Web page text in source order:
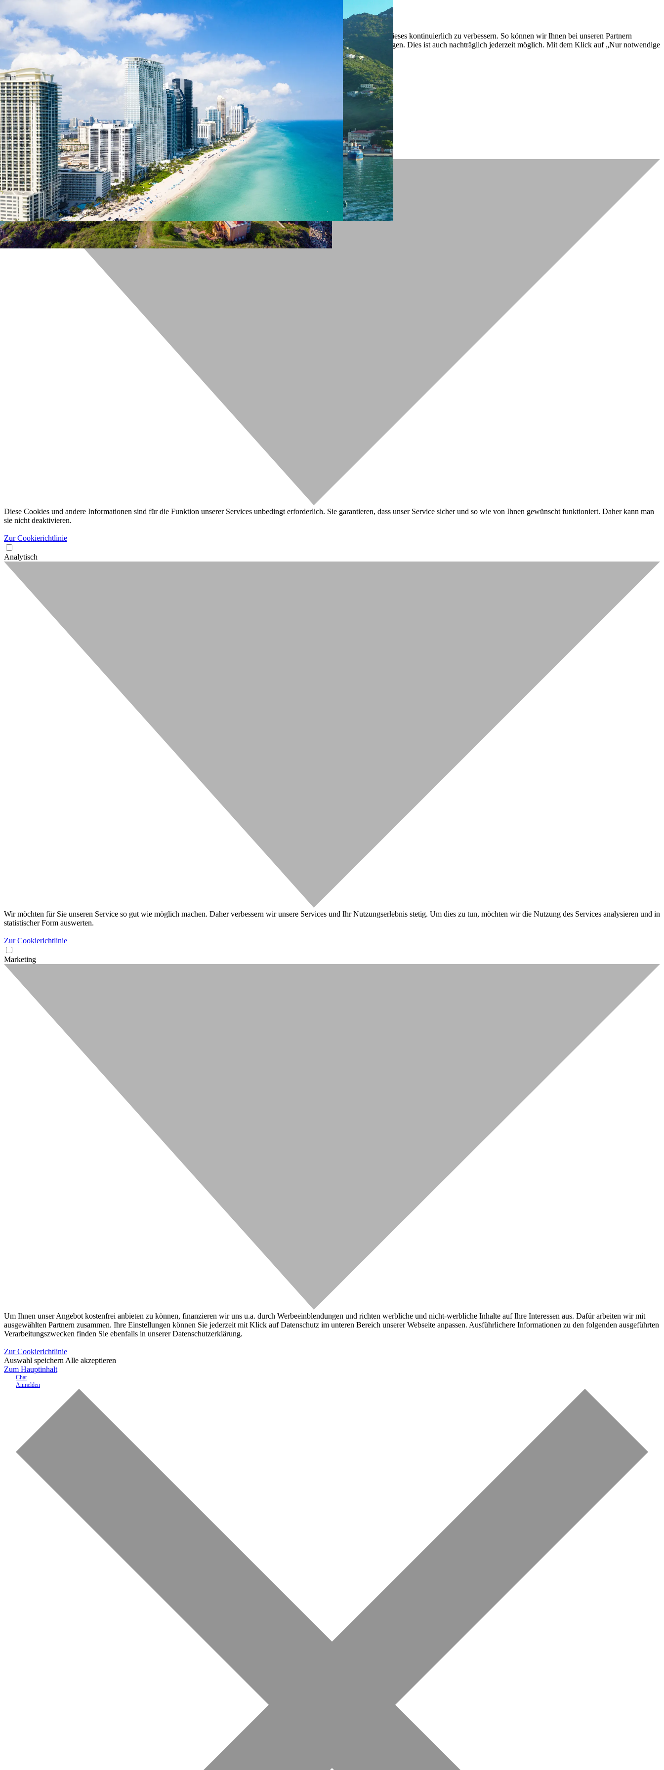
Unvergleichlich lecker
Mit dem Klick auf „geht klar” ermöglichen Sie uns Ihnen über Cookies ein verbessertes Nutzungserlebnis zu servieren und dieses kontinuierlich zu verbessern. So können wir Ihnen bei unseren Partnern
personalisierte Werbung und passende Angebote anzeigen. Über „anpassen” können Sie Ihre persönlichen Präferenzen festlegen. Dies ist auch nachträglich jederzeit möglich. Mit dem Klick auf „Nur notwendige
Cookies” werden lediglich technisch notwendige Cookies gespeichert.
Anpassen
Datenschutzerklärung
Cookierichtlinie
Impressum
« zurück
Ihre Cookie-Präferenzen verwalten
Wählen Sie, welche Cookies Sie auf check24.de akzeptieren.
Die Cookierichtlinie finden Siehier.
Notwendig
Diese Cookies und andere Informationen sind für die Funktion unserer Services unbedingt erforderlich. Sie garantieren, dass unser Service sicher und so wie von Ihnen gewünscht funktioniert. Daher kann man
sie nicht deaktivieren.
Zur Cookierichtlinie
Analytisch
Wir möchten für Sie unseren Service so gut wie möglich machen. Daher verbessern wir unsere Services und Ihr Nutzungserlebnis stetig. Um dies zu tun, möchten wir die Nutzung des Services analysieren und in
statistischer Form auswerten.
Zur Cookierichtlinie
Marketing
Um Ihnen unser Angebot kostenfrei anbieten zu können, finanzieren wir uns u.a. durch Werbeeinblendungen und richten werbliche und nicht-werbliche Inhalte auf Ihre Interessen aus. Dafür arbeiten wir mit
ausgewählten Partnern zusammen. Ihre Einstellungen können Sie jederzeit mit Klick auf Datenschutz im unteren Bereich unserer Webseite anpassen. Ausführlichere Informationen zu den folgenden ausgeführten
Verarbeitungszwecken finden Sie ebenfalls in unserer Datenschutzerklärung.
Zur Cookierichtlinie
Auswahl speichern Alle akzeptieren
Zum Hauptinhalt
Chat
Anmelden